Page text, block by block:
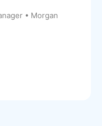
• Morgan